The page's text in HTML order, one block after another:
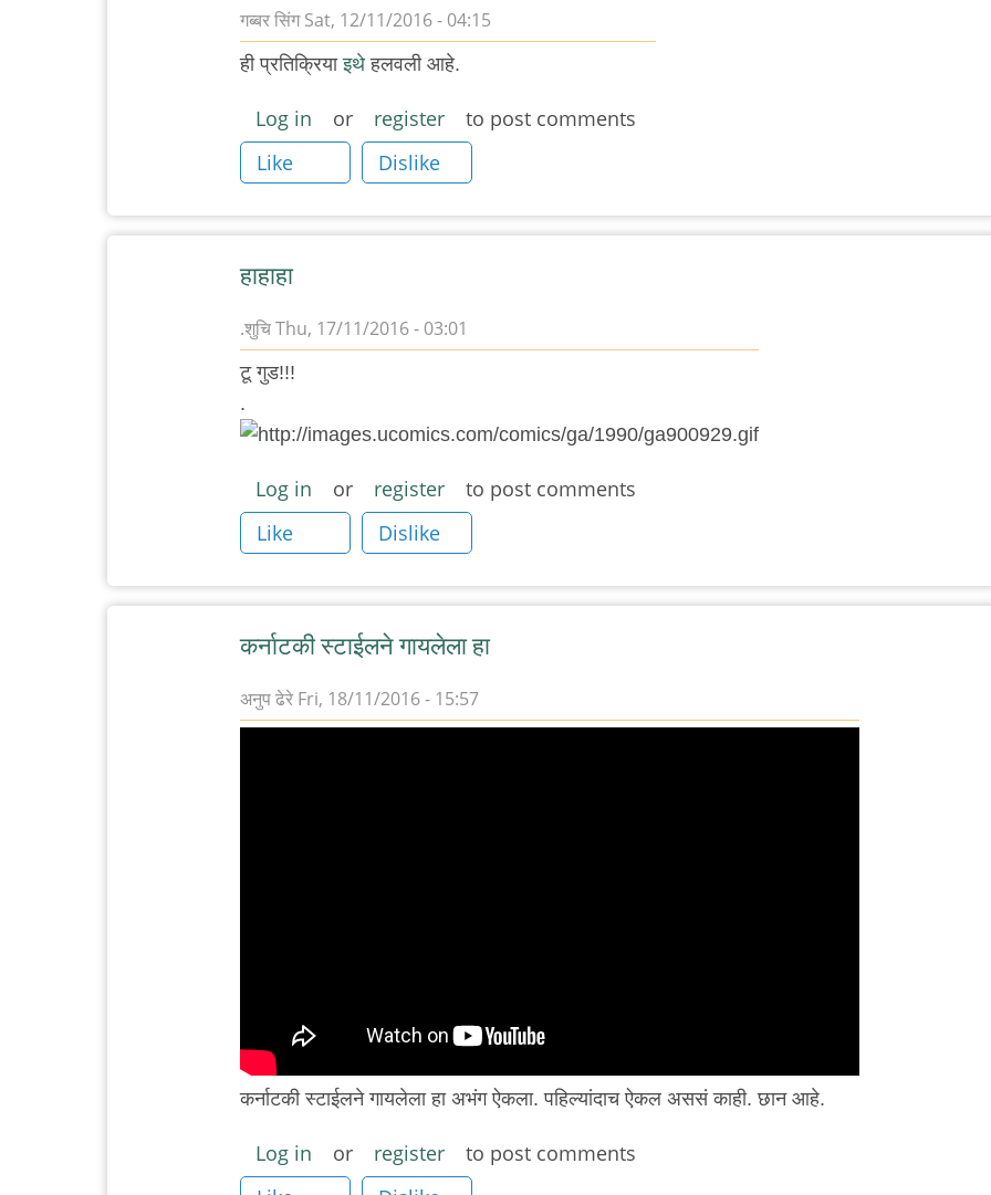
गब्बर सिंगSat, 12/11/2016 - 04:15
ही प्रतिक्रियाइथे हलवली आहे.
Log in or register
to post comments
Like
Dislike
हाहाहा
.शुचिThu, 17/11/2016 - 03:01
टू गुड!!!
.
Log in or register
to post comments
Like
Dislike
कर्नाटकी स्टाईलने गायलेला हा
अनुप ढेरे Fri, 18/11/2016 - 15:57
कर्नाटकी स्टाईलने गायलेला हा अभंग ऐकला. पहिल्यांदाच ऐकल अससं काही. छान आहे.
Log in or register
to post comments